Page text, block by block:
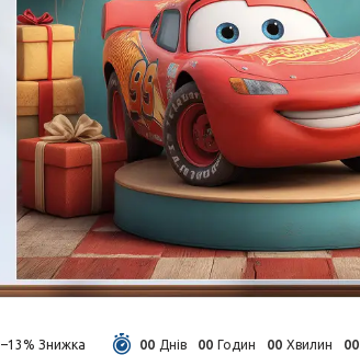
–13% 00 Днів 00 Годин 00 Хвилин 00